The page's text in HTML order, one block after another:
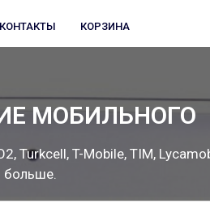
КОНТАКТЫ КОРЗИНА
МОБИЛЬНОГО
Turkcell, T-Mobile, TIM,
больше.